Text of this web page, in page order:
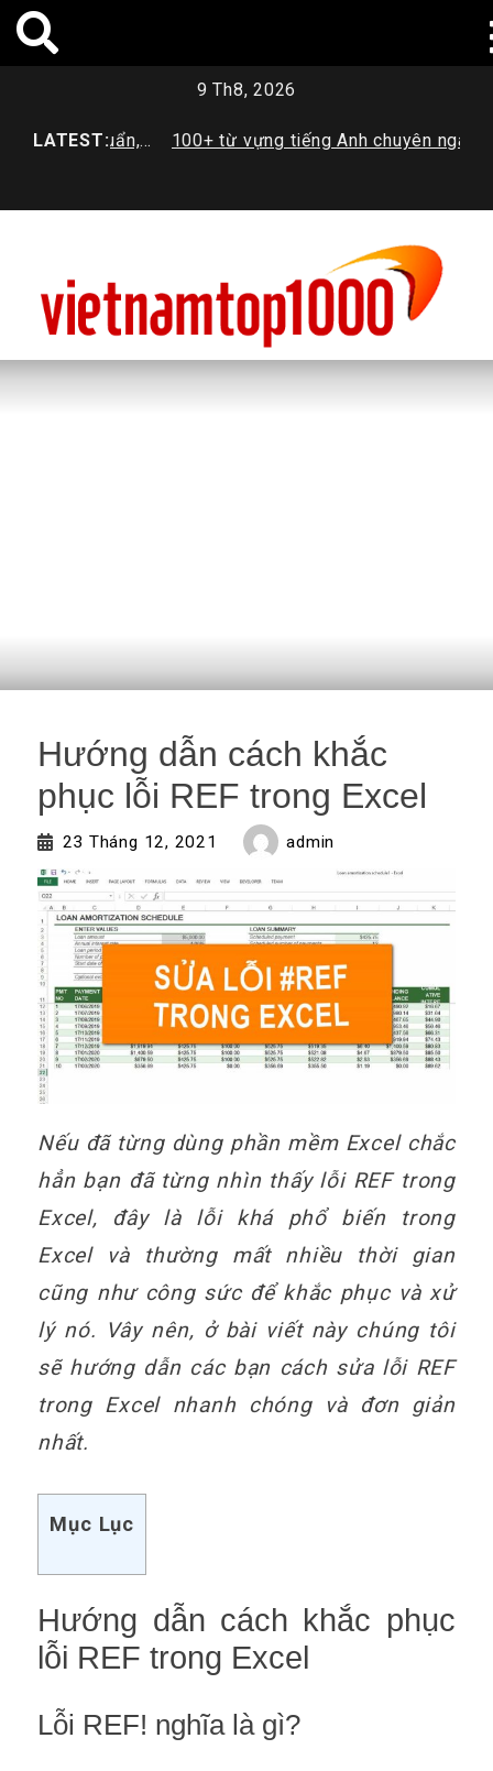
Skip
9 Th8, 2026
LATEST:
chuẩn,
100+ từ vựng tiếng Anh chuyên ngành
Hướng dẫn cách khắc
phục lỗi REF trong Excel
23 Tháng 12, 2021 admin
Nếu đã từng dùng phần mềm Excel chắc
hẳn bạn đã từng nhìn thấy lỗi REF trong
Excel, đây là lỗi khá phổ biến trong
Excel và thường mất nhiều thời gian
cũng như công sức để khắc phục và xử
lý nó. Vây nên, ở bài viết này chúng tôi
sẽ hướng dẫn các bạn cách sửa lỗi REF
trong Excel nhanh chóng và đơn giản
nhất.
Mục Lục
Hướng dẫn cách khắc phục
lỗi REF trong Excel
Lỗi REF! nghĩa là gì?